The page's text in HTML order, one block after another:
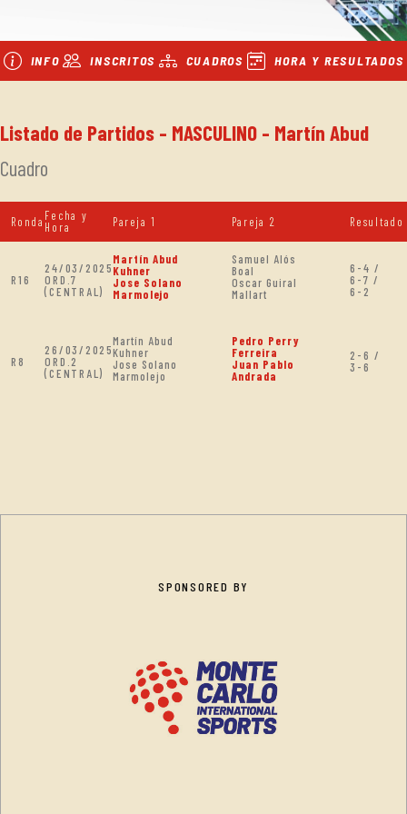
INFO INSCRITOS CUADROS HORA Y RESULTADOS
Listado de Partidos - MASCULINO - Martín Abud
Cuadro
Ronda Fecha y
Hora
Pareja 1 Pareja 2 Resultado
R16
24/03/2025
ORD.7
(CENTRAL)
Martín Abud
Kuhner
Jose Solano
Marmolejo
Samuel Alós
Boal
Oscar Guiral
Mallart
6-4 /
6-7 /
6-2
R8
26/03/2025
ORD.2
(CENTRAL)
Martín Abud
Kuhner
Jose Solano
Marmolejo
Pedro Perry
Ferreira
Juan Pablo
Andrada
2-6 /
3-6
SPONSORED BY